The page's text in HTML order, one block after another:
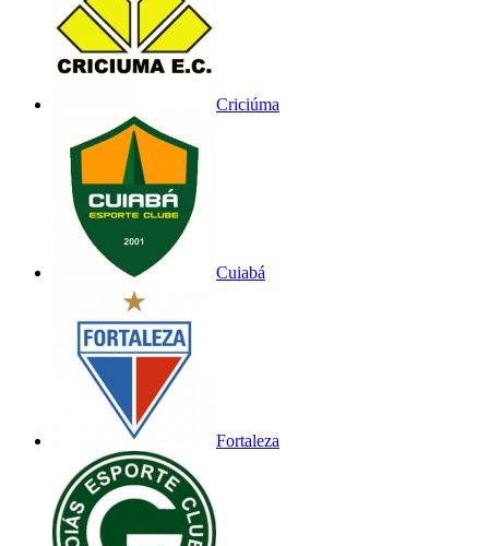
Criciúma
Cuiabá
Fortaleza